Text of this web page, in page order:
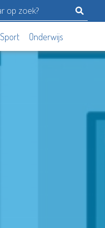
Sport Onderwijs